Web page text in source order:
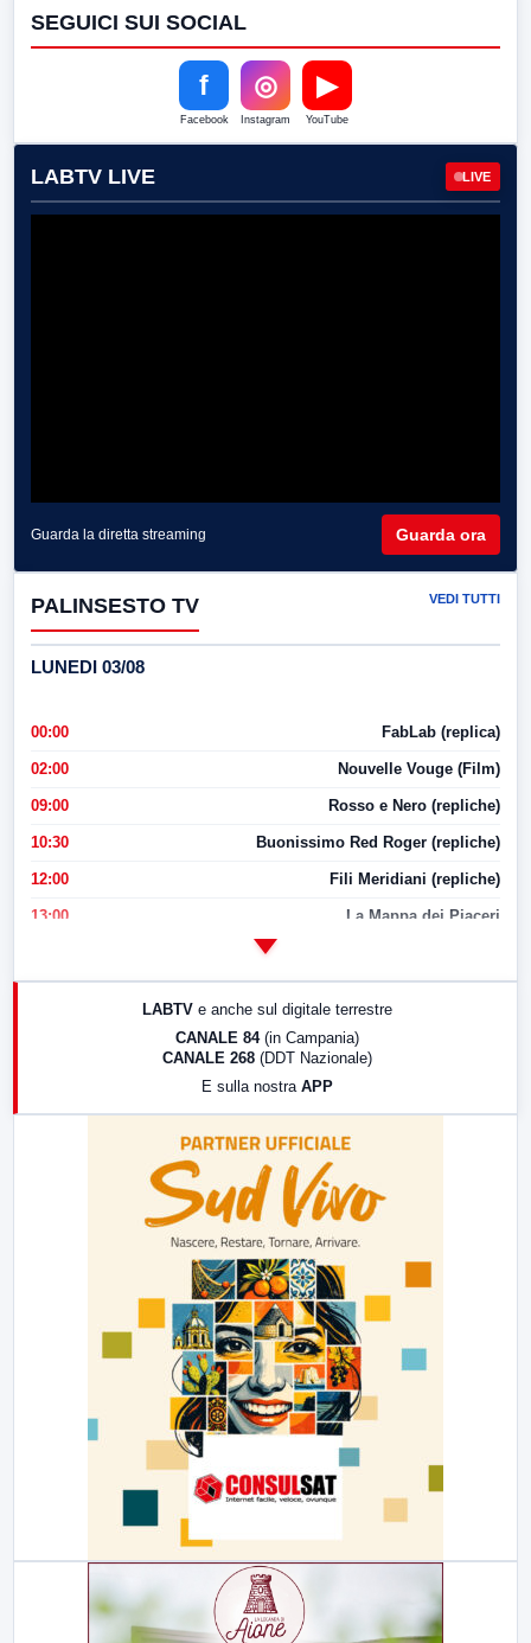
SEGUICI SUI SOCIAL
f
Facebook
◎
Instagram
▶
YouTube
LABTV LIVE LIVE
Guarda la diretta streaming Guarda ora
PALINSESTO TV VEDI TUTTI
LUNEDI 03/08
00:00 FabLab (replica)
02:00 Nouvelle Vouge (Film)
09:00 Rosso e Nero (repliche)
10:30 Buonissimo Red Roger (repliche)
12:00 Fili Meridiani (repliche)
13:00 La Mappa dei Piaceri
LABTV e anche sul digitale terrestre
CANALE 84 (in Campania)
CANALE 268 (DDT Nazionale)
E sulla nostra APP